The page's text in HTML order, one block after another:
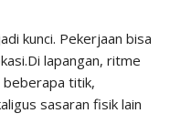
kunci. Pekerjaan bisa
lapangan, ritme
titik,
sasaran fisik lain